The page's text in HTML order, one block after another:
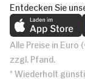
Entdecken Sie
Alle Preise in
zzgl. Pfand.
* Wiederholt